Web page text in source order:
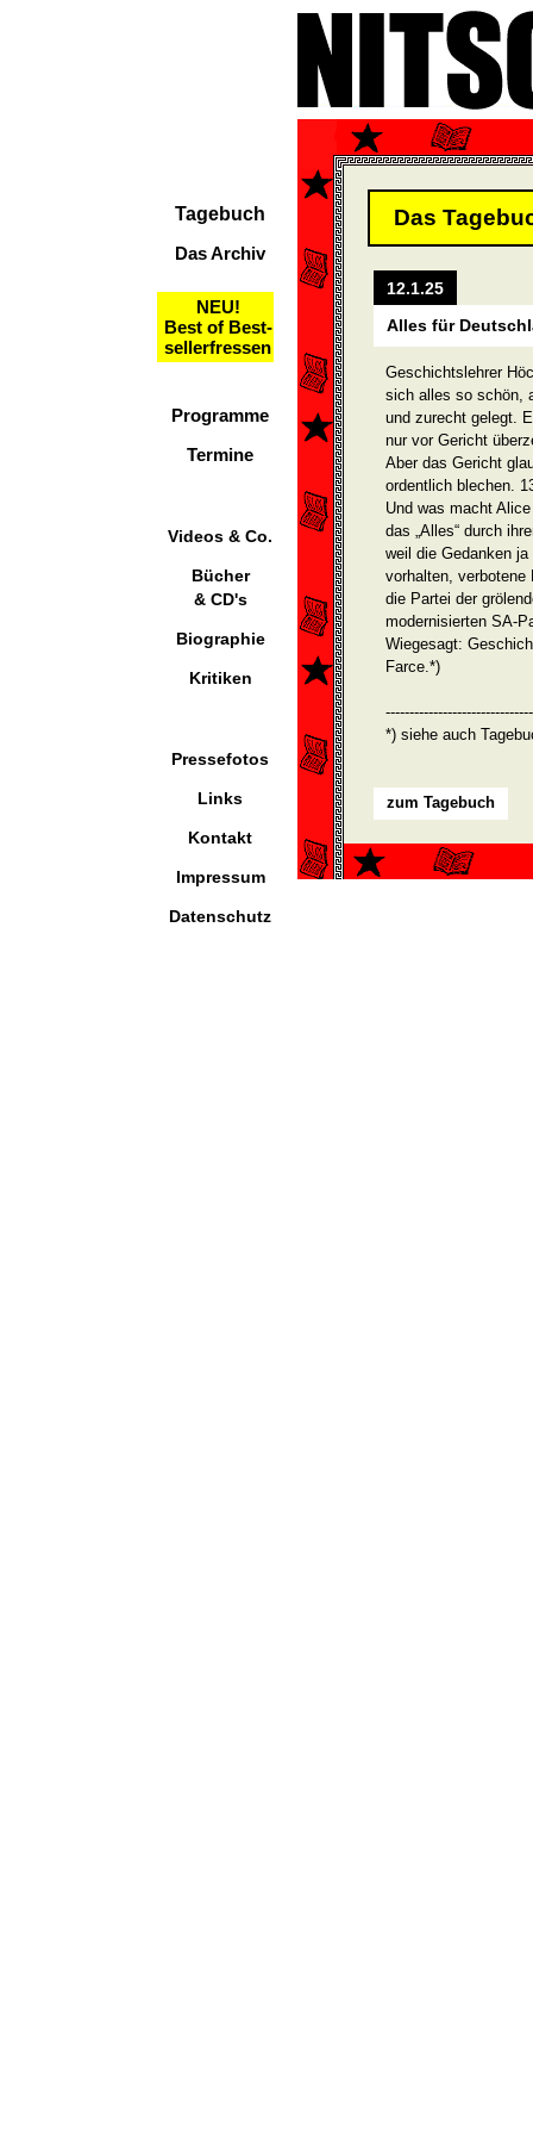
Tagebuch
Das Archiv
NEU!
Best of Best-
sellerfressen
Programme
Termine
Videos & Co.
Bücher
& CD's
Biographie
Kritiken
Pressefotos
Links
Kontakt
Impressum
Datenschutz
Das
12.1.25
Alles für
Geschichtslehrer
sich alles so schön,
und zurecht gelegt.
nur vor Gericht
Aber das Gericht
ordentlich blechen.
Und was macht
das „Alles“ durch
weil die Gedanken
vor­halten, verbotene
die Partei der
modernisierten SA-
Wiegesagt:
Farce.*)
*) siehe auch
zum Tagebuch